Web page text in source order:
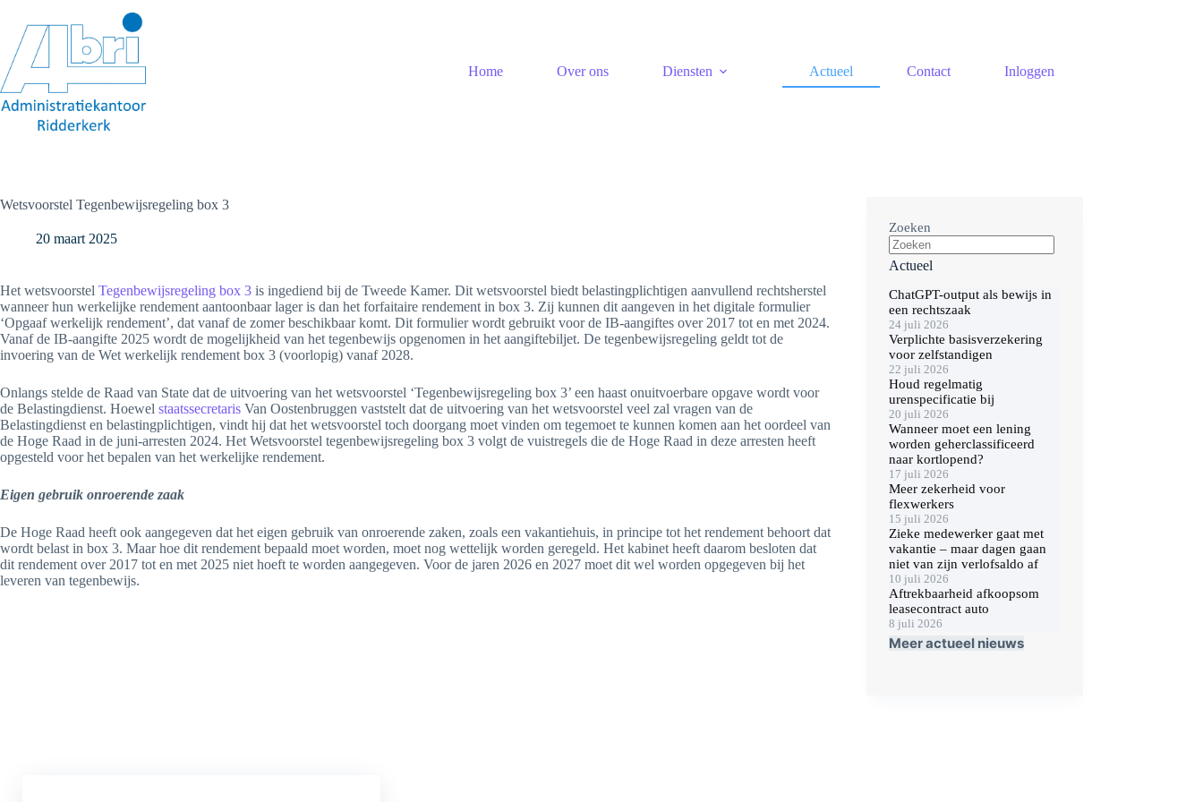
inhoud
Home
Over ons Diensten Actueel Contact Inloggen
Wetsvoorstel Tegenbewijsregeling box 3
20 maart 2025
Het wetsvoorstel Tegenbewijsregeling box 3 is ingediend bij de Tweede Kamer. Dit wetsvoorstel biedt belastingplichtigen aanvullend rechtsherstel
wanneer hun werkelijke rendement aantoonbaar lager is dan het forfaitaire rendement in box 3. Zij kunnen dit aangeven in het digitale formulier
‘Opgaaf werkelijk rendement’, dat vanaf de zomer beschikbaar komt. Dit formulier wordt gebruikt voor de IB-aangiftes over 2017 tot en met 2024.
Vanaf de IB-aangifte 2025 wordt de mogelijkheid van het tegenbewijs opgenomen in het aangiftebiljet. De tegenbewijsregeling geldt tot de
invoering van de Wet werkelijk rendement box 3 (voorlopig) vanaf 2028.
Onlangs stelde de Raad van State dat de uitvoering van het wetsvoorstel ‘Tegenbewijsregeling box 3’ een haast onuitvoerbare opgave wordt voor
de Belastingdienst. Hoewel staatssecretaris Van Oostenbruggen vaststelt dat de uitvoering van het wetsvoorstel veel zal vragen van de
Belastingdienst en belastingplichtigen, vindt hij dat het wetsvoorstel toch doorgang moet vinden om tegemoet te kunnen komen aan het oordeel van
de Hoge Raad in de juni-arresten 2024. Het Wetsvoorstel tegenbewijsregeling box 3 volgt de vuistregels die de Hoge Raad in deze arresten heeft
opgesteld voor het bepalen van het werkelijke rendement.
Eigen gebruik onroerende zaak
De Hoge Raad heeft ook aangegeven dat het eigen gebruik van onroerende zaken, zoals een vakantiehuis, in principe tot het rendement behoort dat
wordt belast in box 3. Maar hoe dit rendement bepaald moet worden, moet nog wettelijk worden geregeld. Het kabinet heeft daarom besloten dat
dit rendement over 2017 tot en met 2025 niet hoeft te worden aangegeven. Voor de jaren 2026 en 2027 moet dit wel worden opgegeven bij het
leveren van tegenbewijs.
Zoeken
Actueel
ChatGPT-output als bewijs in
een rechtszaak
24 juli 2026
Verplichte basisverzekering
voor zelfstandigen
22 juli 2026
Houd regelmatig
urenspecificatie bij
20 juli 2026
Wanneer moet een lening
worden geherclassificeerd
naar kortlopend?
17 juli 2026
Meer zekerheid voor
flexwerkers
15 juli 2026
Zieke medewerker gaat met
vakantie – maar dagen gaan
niet van zijn verlofsaldo af
10 juli 2026
Aftrekbaarheid afkoopsom
leasecontract auto
8 juli 2026
Meer actueel nieuws